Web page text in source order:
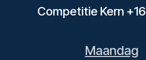
Competitie Kern
Maandag